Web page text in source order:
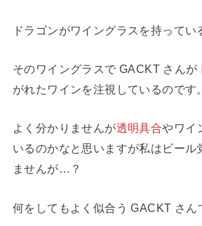
ドラゴンがワイングラスを持ってい
そのワイングラスで GACKT さんが
がれたワインを注視しているのです。
よく分かりませんが透明具合やワイ
いるのかなと思いますが私はビール
ませんが…？
何をしてもよく似合う GACKT さん